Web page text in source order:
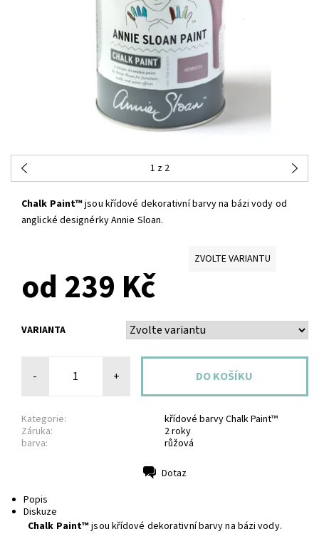
1 z 2
Chalk Paint™jsou křídové dekorativní barvy na bázi vody od
anglické designérky Annie Sloan.
ZVOLTE VARIANTU
od 239 Kč
VARIANTA
- +
Kategorie:
křídové barvy Chalk Paint™
Záruka:
2 roky
barva:
růžová
Dotaz
Popis
Diskuze
Chalk Paint™jsou křídové dekorativní barvy na bázi vody.